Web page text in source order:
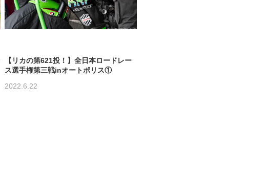
【リカの第621投！】全日本ロードレー
ス選手権第三戦inオートポリス①
2022.6.22